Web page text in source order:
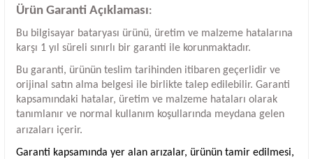
Ürün Garanti Açıklaması:
Bu bilgisayar bataryası ürünü, üretim ve malzeme hatalarına
karşı 1 yıl süreli sınırlı bir garanti ile korunmaktadır.
Bu garanti, ürünün teslim tarihinden itibaren geçerlidir ve
orijinal satın alma belgesi ile birlikte talep edilebilir. Garanti
kapsamındaki hatalar, üretim ve malzeme hataları olarak
tanımlanır ve normal kullanım koşullarında meydana gelen
arızaları içerir.
Garanti kapsamında yer alan arızalar, ürünün tamir edilmesi,